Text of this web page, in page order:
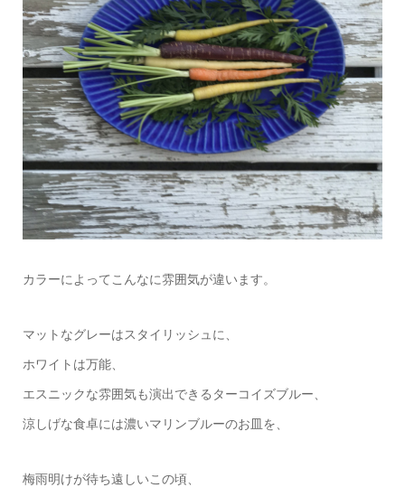
カラーによってこんなに雰囲気が違います。
マットなグレーはスタイリッシュに、
ホワイトは万能、
エスニックな雰囲気も演出できるターコイズブルー、
涼しげな食卓には濃いマリンブルーのお皿を、
梅雨明けが待ち遠しいこの頃、